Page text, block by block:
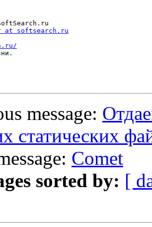
at softsearch.ru
message:
статических
Comet
sorted by: [